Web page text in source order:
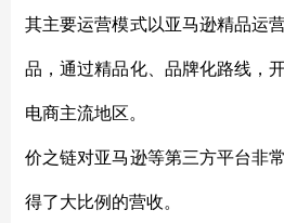
其主要运营模式以亚马逊精品运
品，通过精品化、品牌化路线，
电商主流地区。
价之链对亚马逊等第三方平台非
得了大比例的营收。